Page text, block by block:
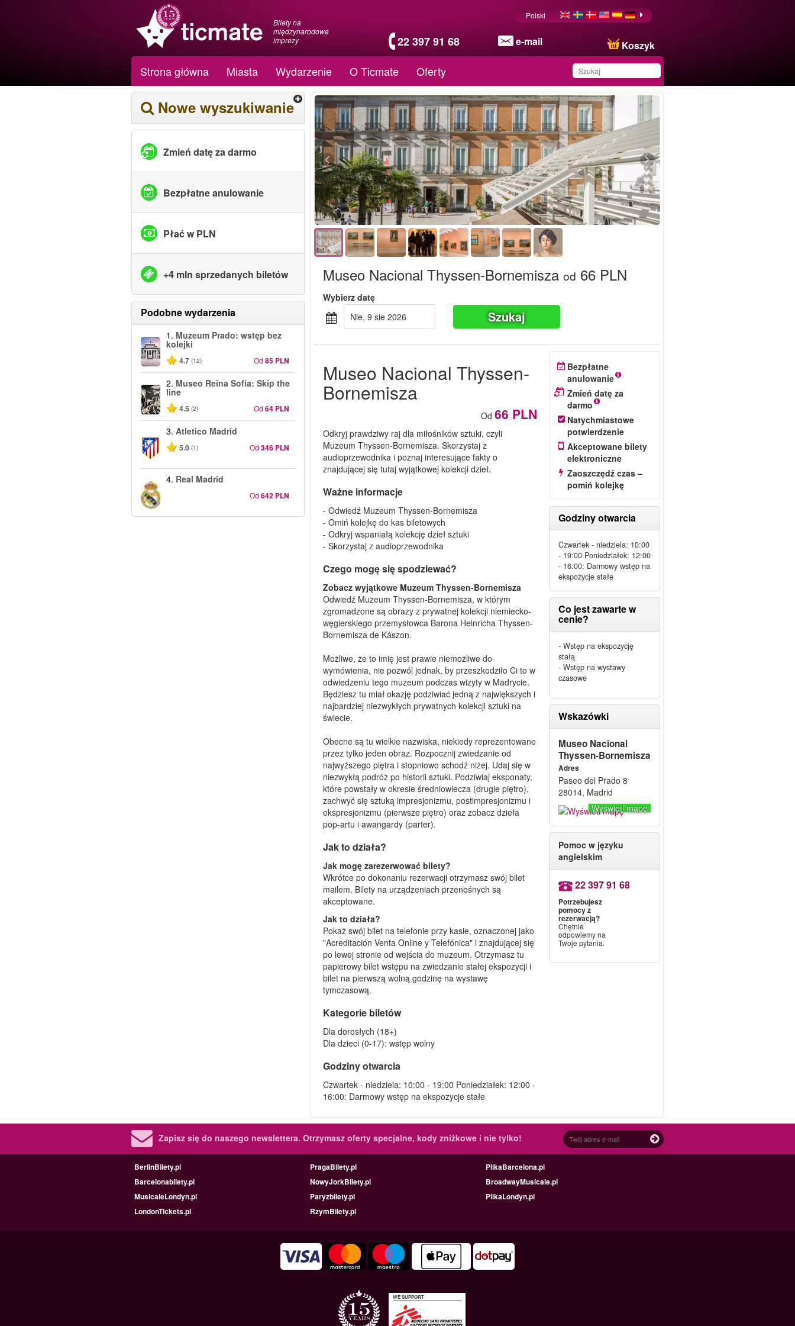
Bilety na
międzynarodowe
imprezy
22 397 91 68 e-mail Koszyk
Polski
Strona główna Miasta Wydarzenie O Ticmate Oferty
Produkt został zapisany
na Twojej liście
Nowe wyszukiwanie
Zmień datę za darmo
Bezpłatne anulowanie
Płać w PLN
+4 mln sprzedanych biletów
Podobne wydarzenia
1. Muzeum Prado: wstęp bez
kolejki
4.7 (12) Od 85 PLN
2. Museo Reina Sofía: Skip the
line
4.5 (2) Od 64 PLN
3. Atletico Madrid
5.0 (1) Od 346 PLN
4. Real Madrid
Od 642 PLN
Museo Nacional Thyssen-Bornemisza od 66 PLN
Wybierz datę
nie, 9 sie 2026
Szukaj
Museo Nacional Thyssen-
Bornemisza
Od 66 PLN
Odkryj prawdziwy raj dla miłośników sztuki, czyli
Muzeum Thyssen-Bornemisza. Skorzystaj z
audioprzewodnika i poznaj interesujące fakty o
znajdującej się tutaj wyjątkowej kolekcji dzieł.
Ważne informacje
- Odwiedź Muzeum Thyssen-Bornemisza
- Omiń kolejkę do kas biletowych
- Odkryj wspaniałą kolekcję dzieł sztuki
- Skorzystaj z audioprzewodnika
Czego mogę się spodziewać?
Zobacz wyjątkowe Muzeum Thyssen-Bornemisza
Odwiedź Muzeum Thyssen-Bornemisza, w którym
zgromadzone są obrazy z prywatnej kolekcji niemiecko-
węgierskiego przemysłowca Barona Heinricha Thyssen-
Bornemisza de Kászon.
Możliwe, że to imię jest prawie niemożliwe do
wymówienia, nie pozwól jednak, by przeszkodziło Ci to w
odwiedzeniu tego muzeum podczas wizyty w Madrycie.
Będziesz tu miał okazję podziwiać jedną z największych i
najbardziej niezwykłych prywatnych kolekcji sztuki na
świecie.
Obecne są tu wielkie nazwiska, niekiedy reprezentowane
przez tylko jeden obraz. Rozpocznij zwiedzanie od
najwyższego piętra i stopniowo schodź niżej. Udaj się w
niezwykłą podróż po historii sztuki. Podziwiaj eksponaty,
które powstały w okresie średniowiecza (drugie piętro),
zachwyć się sztuką impresjonizmu, postimpresjonizmu i
ekspresjonizmu (pierwsze piętro) oraz zobacz dzieła
pop-artu i awangardy (parter).
Jak to działa?
Jak mogę zarezerwować bilety?
Wkrótce po dokonaniu rezerwacji otrzymasz swój bilet
mailem. Bilety na urządzeniach przenośnych są
akceptowane.
Jak to działa?
Pokaż swój bilet na telefonie przy kasie, oznaczonej jako
"Acreditación Venta Online y Telefónica" i znajdującej się
po lewej stronie od wejścia do muzeum. Otrzymasz tu
papierowy bilet wstępu na zwiedzanie stałej ekspozycji i
bilet na pierwszą wolną godzinę na wystawę
tymczasową.
Kategorie biletów
Dla dorosłych (18+)
Dla dzieci (0-17): wstęp wolny
Godziny otwarcia
Czwartek - niedziela: 10:00 - 19:00 Poniedziałek: 12:00 -
16:00: Darmowy wstęp na ekspozycje stałe
Bezpłatne
anulowanie
Zmień datę za
darmo
Natychmiastowe
potwierdzenie
Akceptowane bilety
elektroniczne
Zaoszczędź czas –
pomiń kolejkę
Godziny otwarcia
Czwartek - niedziela: 10:00
- 19:00 Poniedziałek: 12:00
- 16:00: Darmowy wstęp na
ekspozycje stałe
Co jest zawarte w
cenie?
- Wstęp na ekspozycję
stałą
- Wstęp na wystawy
czasowe
Wskazówki
Museo Nacional
Thyssen-Bornemisza
Adres
Paseo del Prado 8
28014, Madrid
Wyświetl mapę
Pomoc w języku
angielskim
22 397 91 68
Potrzebujesz
pomocy z
rezerwacją?
Chętnie
odpowiemy na
Twoje pytania.
Zapisz się do naszego newslettera. Otrzymasz oferty specjalne, kody zniżkowe i nie tylko!
BerlinBilety.pl PragaBilety.pl
PilkaBarcelona.pl
Barcelonabilety.pl
NowyJorkBilety.pl
BroadwayMusicale.pl
MusicaleLondyn.pl
Paryzbilety.pl
PilkaLondyn.pl
LondonTickets.pl
RzymBilety.pl
WE SUPPORT